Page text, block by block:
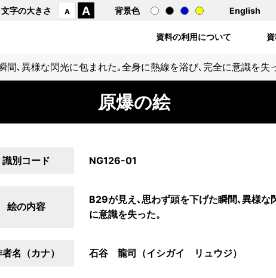
文字の大きさ A A 背景色 English
資料の利用について
､異様な閃光に包まれた｡全身に熱線を浴び､完全に意識を失
原爆の絵
識別コード NG126-01
絵の内容
B29が見え､思わず頭を下げた瞬間､異様な
に意識を失った。
名（カナ） 石谷 龍司（イシガイ リュウジ）